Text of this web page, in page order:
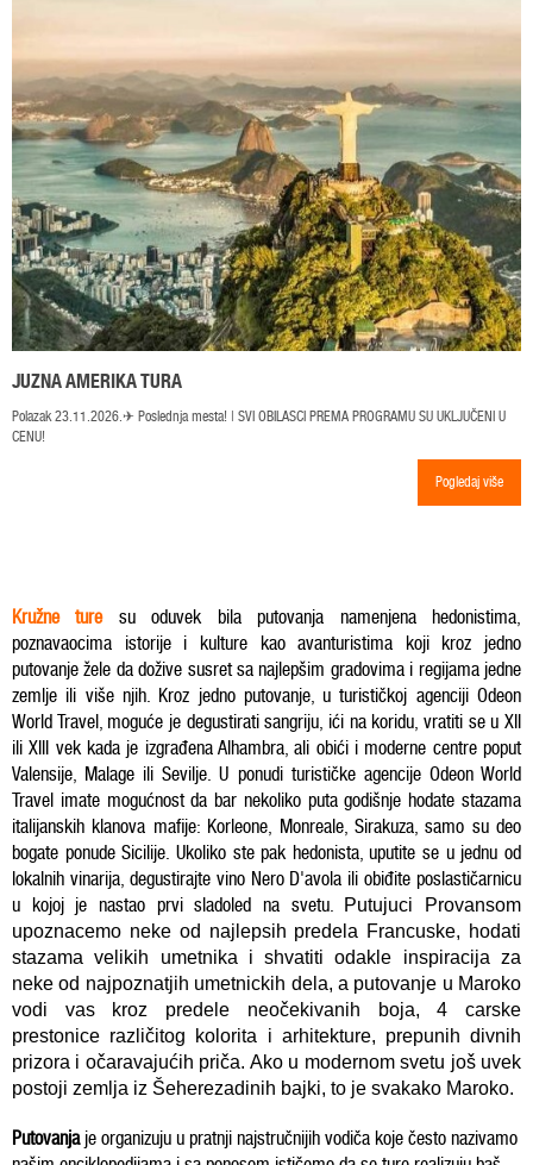
JUZNA AMERIKA TURA
Polazak 23.11.2026.✈ Poslednja mesta! | SVI OBILASCI PREMA PROGRAMU SU UKLJUČENI U
CENU!
Pogledaj više
Kružne ture
su oduvek bila putovanja namenjena hedonistima,
poznavaocima istorije i kulture kao avanturistima koji kroz jedno
putovanje žele da dožive susret sa najlepšim gradovima i regijama jedne
zemlje ili više njih. Kroz jedno putovanje, u turističkoj agenciji Odeon
World Travel, moguće je degustirati sangriju, ići na koridu, vratiti se u XII
ili XIII vek kada je izgrađena Alhambra, ali obići i moderne centre poput
Valensije, Malage ili Sevilje. U ponudi turističke agencije Odeon World
Travel imate mogućnost da bar nekoliko puta godišnje hodate stazama
italijanskih klanova mafije: Korleone, Monreale, Sirakuza, samo su deo
bogate ponude Sicilije. Ukoliko ste pak hedonista, uputite se u jednu od
lokalnih vinarija, degustirajte vino Nero D'avola ili obiđite poslastičarnicu
u kojoj je nastao prvi sladoled na svetu.
Putujuci Provansom
upoznacemo neke od najlepsih predela Francuske, hodati
stazama velikih umetnika i shvatiti odakle inspiracija za
neke od najpoznatjih umetnickih dela, a putovanje u Maroko
vodi vas kroz predele neočekivanih boja, 4 carske
prestonice različitog kolorita i arhitekture, prepunih divnih
prizora i očaravajućih priča. Ako u modernom svetu još uvek
postoji zemlja iz Šeherezadinih bajki, to je svakako Maroko.
Putovanjaje organizuju u pratnji najstručnijih vodiča koje često nazivamo